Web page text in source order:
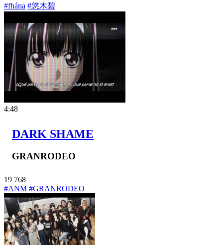
#fhána #悠木碧
4:48
DARK SHAME
GRANRODEO
19 768
#ANM #GRANRODEO